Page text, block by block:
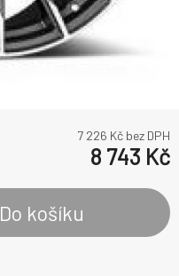
7 226 Kč bez DPH
8 743 Kč
Do košíku